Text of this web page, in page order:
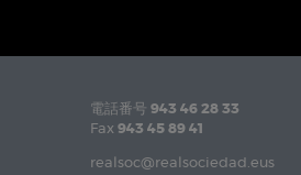
電話番号 943 46 28 33
Fax 943 45 89 41
realsoc@realsociedad.eus